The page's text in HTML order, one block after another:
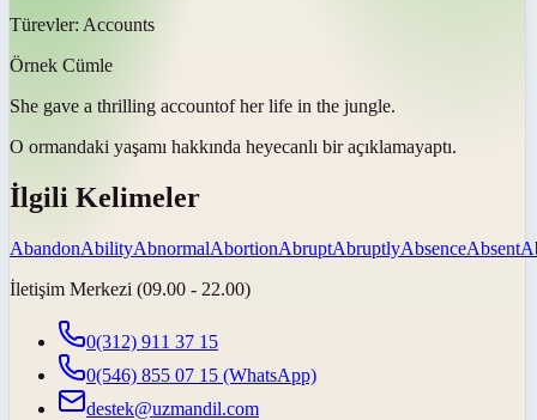
Türevler: Accounts
Örnek Cümle
She gave a thrilling accountof her life in the jungle.
O ormandaki yaşamı hakkında heyecanlı bir açıklamayaptı.
İlgili Kelimeler
AbandonAbilityAbnormalAbortionAbruptAbruptlyAbsenceAbsent
İletişim Merkezi (09.00 - 22.00)
0(312) 911 37 15
0(546) 855 07 15 (WhatsApp)
destek@uzmandil.com